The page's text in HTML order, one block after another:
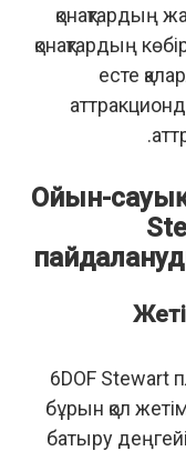
қонақтардың
қонақтардың
есте
Ойын-
6DOF Stewart
бұрын қол
батыру